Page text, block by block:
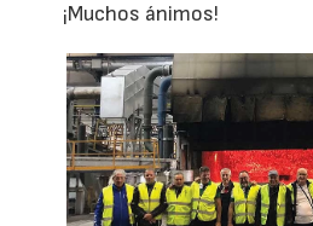
¡Muchos ánimos!